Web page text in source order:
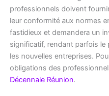
professionnels doivent
leur conformité aux normes
fastidieux et demandera un
significatif, rendant parfois
les nouvelles entreprises.
obligations des
Décennale Réunion.